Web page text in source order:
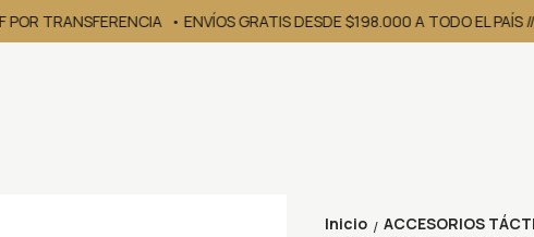
TRANSFERENCIA • ENVÍOS GRATIS DESDE $198.000 A TODO EL PAÍS
Inicio / ACCESORIOS